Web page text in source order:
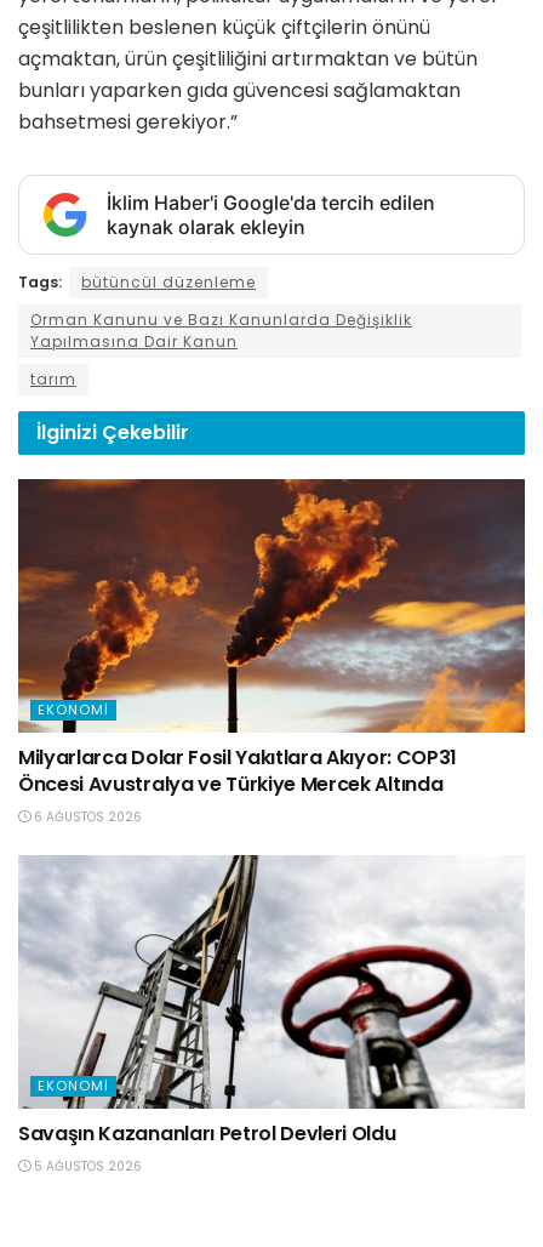
çeşitlilikten beslenen küçük çiftçilerin önünü
açmaktan, ürün çeşitliliğini artırmaktan ve bütün
bunları yaparken gıda güvencesi sağlamaktan
bahsetmesi gerekiyor.”
İklim Haber'i Google'da tercih edilen
kaynak olarak ekleyin
Tags:
bütüncül düzenleme
Orman Kanunu ve Bazı Kanunlarda Değişiklik
Yapılmasına Dair Kanun
tarım
İlginizi Çekebilir
EKONOMI
Milyarlarca Dolar Fosil Yakıtlara Akıyor: COP31
Öncesi Avustralya ve Türkiye Mercek Altında
6 AĞUSTOS 2026
EKONOMI
Savaşın Kazananları Petrol Devleri Oldu
5 AĞUSTOS 2026